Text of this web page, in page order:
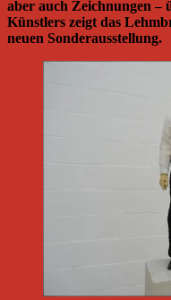
aber auch Zeichnungen –
Künstlers zeigt das
neuen Sonderausstellung.